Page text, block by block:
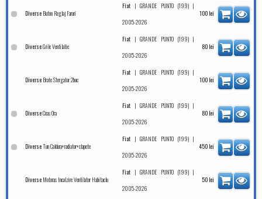
Diverse Buton Reglaj Faruri
Fiat |GRANDE PUNTO (199) |
2005-2026
100 lei
DiverseGrile Ventilatie
Fiat |GRANDE PUNTO (199) |
2005-2026
80 lei
Diverse Brate Stergator 2buc
Fiat |GRANDE PUNTO (199) |
2005-2026
100 lei
DiverseCeas Ora
Fiat |GRANDE PUNTO (199) |
2005-2026
80 lei
DiverseTun Caldura+radiator+clapete
Fiat |GRANDE PUNTO (199) |
2005-2026
450 lei
Diverse Motoras Incalzire Ventilator Habitaclu
Fiat |GRANDE PUNTO (199) |
2005-2026
50 lei